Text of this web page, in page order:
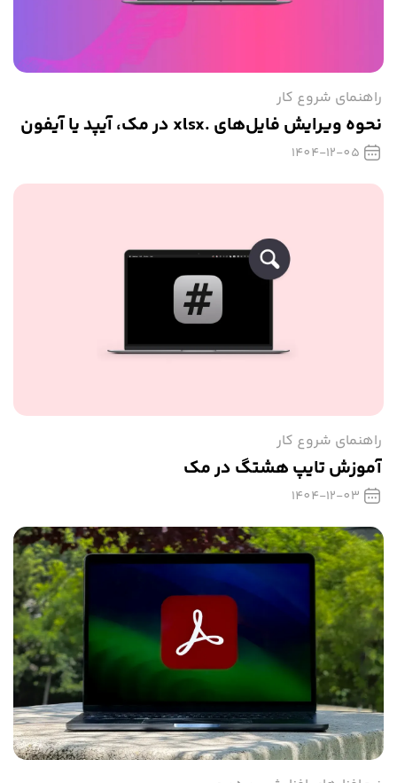
راهنمای شروع کار
نحوه ویرایش فایل‌های .xlsx در مک، آیپد یا آیفون
1404-12-05
راهنمای شروع کار
آموزش تایپ هشتگ در مک
1404-12-03